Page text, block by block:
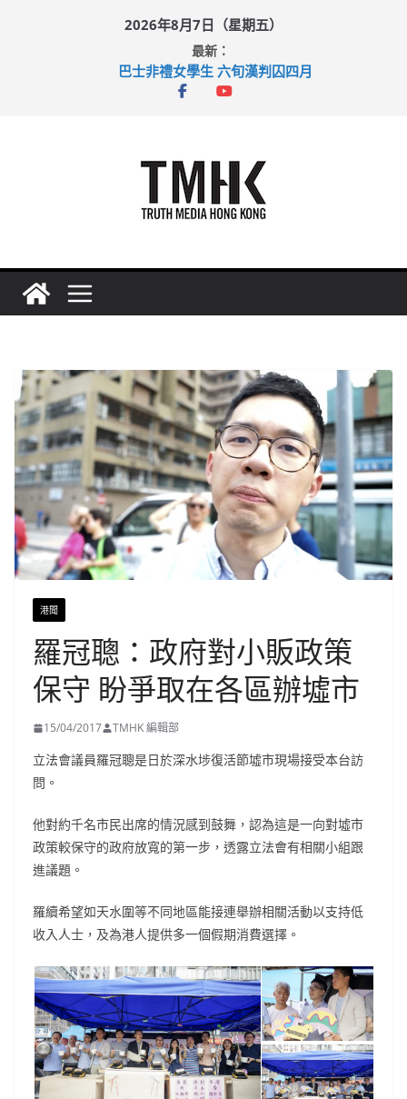
2026年8月7日（星期五）
最新：
巴士非禮女學生 六旬漢判囚四月
涉造假公屋富戶申報表 倉管員准保釋候訊
港聞
羅冠聰：政府對小販政策
保守 盼爭取在各區辦墟市
15/04/2017 TMHK 編輯部
立法會議員羅冠聰是日於深水埗復活節墟市現場接受本台訪
問。
他對約千名市民出席的情況感到鼓舞，認為這是一向對墟市
政策較保守的政府放寬的第一步，透露立法會有相關小組跟
進議題。
羅續希望如天水圍等不同地區能接連舉辦相關活動以支持低
收入人士，及為港人提供多一個假期消費選擇。